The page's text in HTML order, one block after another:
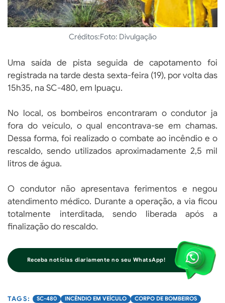
Créditos:Foto: Divulgação
Uma saída de pista seguida de capotamento foi
registrada na tarde desta sexta-feira (19), por volta das
15h35, na SC-480, em Ipuaçu.
No local, os bombeiros encontraram o condutor ja
fora do veículo, o qual encontrava-se em chamas.
Dessa forma, foi realizado o combate ao incêndio e o
rescaldo, sendo utilizados aproximadamente 2,5 mil
litros de água.
O condutor não apresentava ferimentos e negou
atendimento médico. Durante a operação, a via ficou
totalmente interditada, sendo liberada após a
finalização do rescaldo.
Receba notícias diariamente no seu WhatsApp!
SC-480 INCÊNDIO EM VEÍCULO CORPO DE BOMBEIROS